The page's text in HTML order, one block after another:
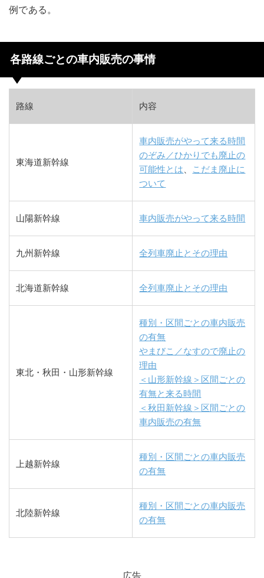
例である。
各路線ごとの車内販売の事情
路線 内容
東海道新幹線
車内販売がやって来る時間
のぞみ／ひかりでも廃止の
可能性とは
こだま廃止に
ついて
山陽新幹線 車内販売がやって来る時間
九州新幹線 全列車廃止とその理由
北海道新幹線 全列車廃止とその理由
東北・秋田・山形新幹線
種別・区間ごとの車内販売
の有無
やまびこ／なすので廃止の
理由
＜山形新幹線＞区間ごとの
有無と来る時間
＜秋田新幹線＞区間ごとの
車内販売の有無
上越新幹線
種別・区間ごとの車内販売
の有無
北陸新幹線
種別・区間ごとの車内販売
の有無
広告